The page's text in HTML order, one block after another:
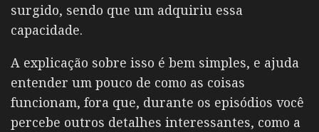
surgido, sendo que um adquiriu essa
capacidade.
A explicação sobre isso é bem simples, e ajuda
entender um pouco de como as coisas
funcionam, fora que, durante os episódios você
percebe outros detalhes interessantes, como a